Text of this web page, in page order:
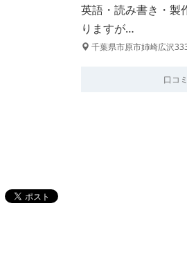
英語・読み書き・製
りますが…
千葉県市原市姉崎広沢
口コ